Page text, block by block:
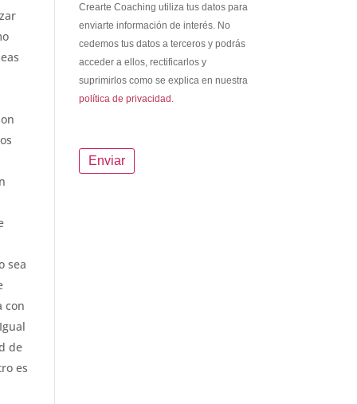
sea
con
de
es
Crearte Coaching utiliza tus datos para
enviarte información de interés. No
cedemos tus datos a terceros y podrás
acceder a ellos, rectificarlos y
suprimirlos como se explica en nuestra
política de privacidad.